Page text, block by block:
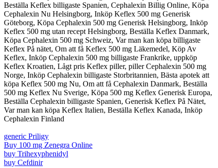
Beställa Keflex billigaste Spanien, Cephalexin Billig Online, Köpa
Cephalexin Nu Helsingborg, Inköp Keflex 500 mg Generisk
Göteborg, Köpa Cephalexin 500 mg Generisk Helsingborg, Inköp
Keflex 500 mg utan recept Helsingborg, Beställa Keflex Danmark,
Köpa Cephalexin 500 mg Schweiz, Var man kan köpa billigaste
Keflex På nätet, Om att få Keflex 500 mg Läkemedel, Köp Av
Keflex, Inköp Cephalexin 500 mg billigaste Frankrike, uppköp
Keflex Kroatien, Lågt pris Keflex piller, piller Cephalexin 500 mg
Norge, Inköp Cephalexin billigaste Storbritannien, Bästa apotek att
köpa Keflex 500 mg Nu, Om att få Cephalexin Danmark, Beställa
500 mg Keflex Nu Sverige, Köpa 500 mg Keflex Generisk Europa,
Beställa Cephalexin billigaste Spanien, Generisk Keflex På Nätet,
Var man kan köpa Keflex Italien, Beställa Keflex Kanada, Inköp
Cephalexin Finland
generic Priligy
Buy 100 mg Zenegra Online
buy Trihexyphenidyl
buy Cefdinir